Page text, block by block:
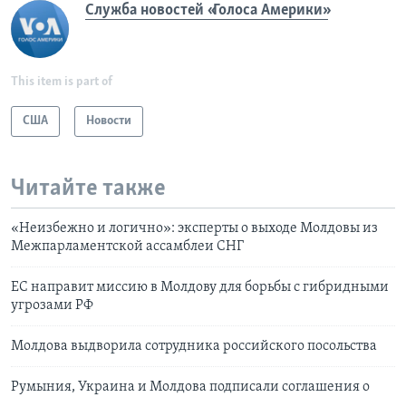
Служба новостей «Голоса Америки»
This item is part of
США Новости
Читайте также
«Неизбежно и логично»: эксперты о выходе Молдовы из
Межпарламентской ассамблеи СНГ
ЕС направит миссию в Молдову для борьбы с гибридными
угрозами РФ
Молдова выдворила сотрудника российского посольства
Румыния, Украина и Молдова подписали соглашения о